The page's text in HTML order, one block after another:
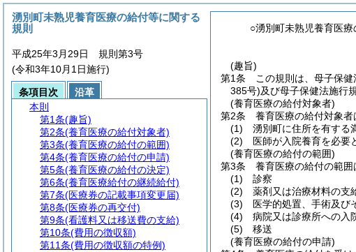
○湧別町未熟児養育医療
(趣旨)
第1条
この規則は、母子保健
385号)及び母子保健法施行
(養育医療の給付対象者)
第2条
養育医療の給付対象者
(1)
湧別町に住所を有する
(2)
医師が入院養育を必要
(養育医療の給付の範囲)
第3条
養育医療の給付の範
(1)
診察
(2)
薬剤又は治療材料の支
(3)
医学的処置、手術及び
(4)
病院又は診療所への入
(5)
移送
(養育医療の給付の申請)
湧別町未熟児養育医療の給付等に関する
規則
平成25年3月29日 規則第3号
(令和3年10月1日施行)
条項目次
沿革
本則
第1条(趣旨)
第2条(養育医療の給付対象者)
第3条(養育医療の給付の範囲)
第4条(養育医療の給付の申請)
第5条(養育医療の給付の決定)
第6条(養育医療給付の継続給付)
第7条(医療券の記載事項変更届)
第8条(医療券の再交付)
第9条(看護料又は移送費の支給)
第10条(費用の徴収額)
第11条(費用の徴収額の特例)